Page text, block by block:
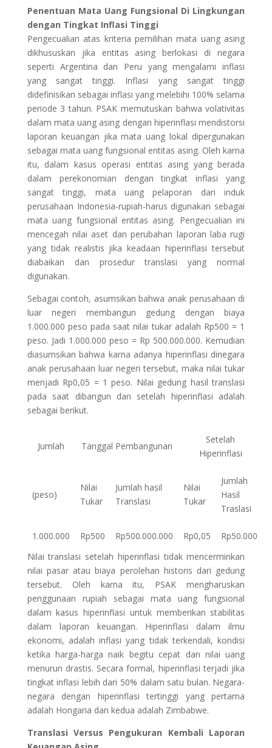
Penentuan Mata Uang Fungsional Di Lingkungan
dengan Tingkat Inflasi Tinggi
Pengecualian atas kriteria pemilihan mata uang asing
dikhususkan jika entitas asing berlokasi di negara
seperti Argentina dan Peru yang mengalami inflasi
yang sangat tinggi. Inflasi yang sangat tinggi
didefinisikan sebagai inflasi yang melebihi 100% selama
periode 3 tahun. PSAK memutuskan bahwa volativitas
dalam mata uang asing dengan hiperinflasi mendistorsi
laporan keuangan jika mata uang lokal dipergunakan
sebagai mata uang fungsional entitas asing. Oleh karna
itu, dalam kasus operasi entitas asing yang berada
dalam perekonomian dengan tingkat inflasi yang
sangat tinggi, mata uang pelaporan dari induk
perusahaan Indonesia-rupiah-harus digunakan sebagai
mata uang fungsional entitas asing. Pengecualian ini
mencegah nilai aset dan perubahan laporan laba rugi
yang tidak realistis jika keadaan hiperinflasi tersebut
diabaikan dan prosedur translasi yang normal
digunakan.
Sebagai contoh, asumsikan bahwa anak perusahaan di
luar negeri membangun gedung dengan biaya
1.000.000 peso pada saat nilai tukar adalah Rp500 = 1
peso. Jadi 1.000.000 peso = Rp 500.000.000. Kemudian
diasumsikan bahwa karna adanya hiperinflasi dinegara
anak perusahaan luar negeri tersebut, maka nilai tukar
menjadi Rp0,05 = 1 peso. Nilai gedung hasil translasi
pada saat dibangun dan setelah hiperinflasi adalah
sebagai berikut.
Jumlah Tanggal Pembangunan
Setelah
Hiperinflasi
(peso)
Nilai
Tukar
Jumlah hasil
Translasi
Nilai
Tukar
Jumlah
Hasil
Traslasi
1.000.000 Rp500 Rp500.000.000 Rp0,05
Rp50.000
Nilai translasi setelah hiperinflasi tidak mencerminkan
nilai pasar atau biaya perolehan historis dari gedung
tersebut. Oleh karna itu, PSAK mengharuskan
penggunaan rupiah sebagai mata uang fungsional
dalam kasus hiperinflasi untuk memberikan stabilitas
dalam laporan keuangan. Hiperinflasi dalam ilmu
ekonomi, adalah inflasi yang tidak terkendali, kondisi
ketika harga-harga naik begitu cepat dan nilai uang
menurun drastis. Secara formal, hiperinflasi terjadi jika
tingkat inflasi lebih dari 50% dalam satu bulan. Negara-
negara dengan hiperinflasi tertinggi yang pertama
adalah Hongaria dan kedua adalah Zimbabwe.
Translasi Versus Pengukuran Kembali Laporan